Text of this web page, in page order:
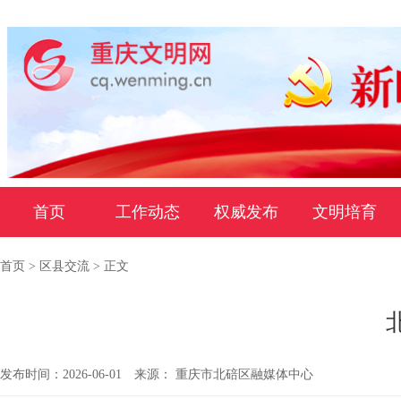
首页 工作动态 权威发布 文明培育
首页 > 区县交流 > 正文
发布时间：2026-06-01 来源： 重庆市北碚区融媒体中心